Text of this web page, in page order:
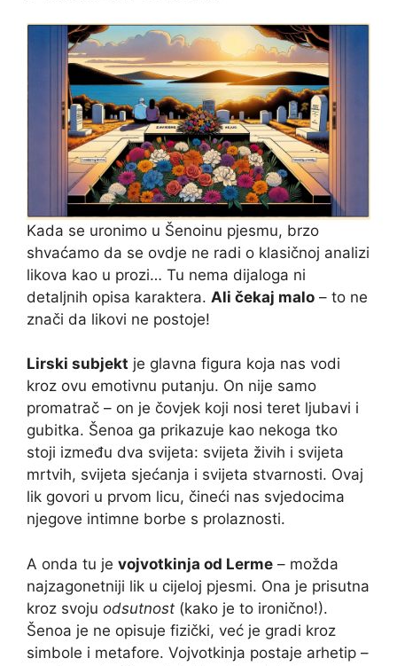
Kada se uronimo u Šenoinu pjesmu, brzo
shvaćamo da se ovdje ne radi o klasičnoj analizi
likova kao u prozi… Tu nema dijaloga ni
detaljnih opisa karaktera. Ali čekaj malo – to ne
znači da likovi ne postoje!
Lirski subjekt je glavna figura koja nas vodi
kroz ovu emotivnu putanju. On nije samo
promatrač – on je čovjek koji nosi teret ljubavi i
gubitka. Šenoa ga prikazuje kao nekoga tko
stoji između dva svijeta: svijeta živih i svijeta
mrtvih, svijeta sjećanja i svijeta stvarnosti. Ovaj
lik govori u prvom licu, čineći nas svjedocima
njegove intimne borbe s prolaznosti.
A onda tu je vojvotkinja od Lerme – možda
najzagonetniji lik u cijeloj pjesmi. Ona je prisutna
kroz svoju odsutnost (kako je to ironično!).
Šenoa je ne opisuje fizički, već je gradi kroz
simbole i metafore. Vojvotkinja postaje arhetip –